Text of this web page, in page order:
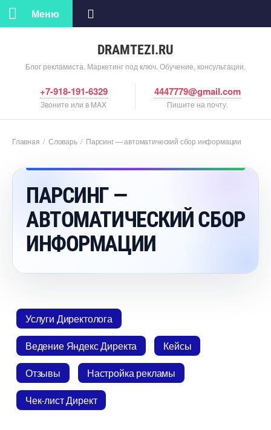
DRAMTEZI.RU
Блог рекламиста. Маркетинг под ключ. Обучение, консультации.
Меню
+7-918-191-6329
Звоните или в MAX
4447779@gmail.com
Пишите на почту.
Главная / Словарь/ Парсинг — автоматический сбор информации
ПАРСИНГ —
АВТОМАТИЧЕСКИЙ СБОР
ИНФОРМАЦИИ
Услуги Директолога
едение Яндекс Директа
Кейсы
Отзывы
Настройка рекламы
Чек-лист Директ